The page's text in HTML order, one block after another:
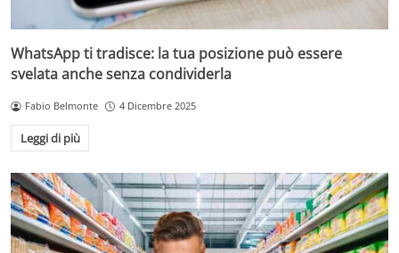
WhatsApp ti tradisce: la tua posizione può essere
svelata anche senza condividerla
Fabio Belmonte 4 Dicembre 2025
Leggi di più